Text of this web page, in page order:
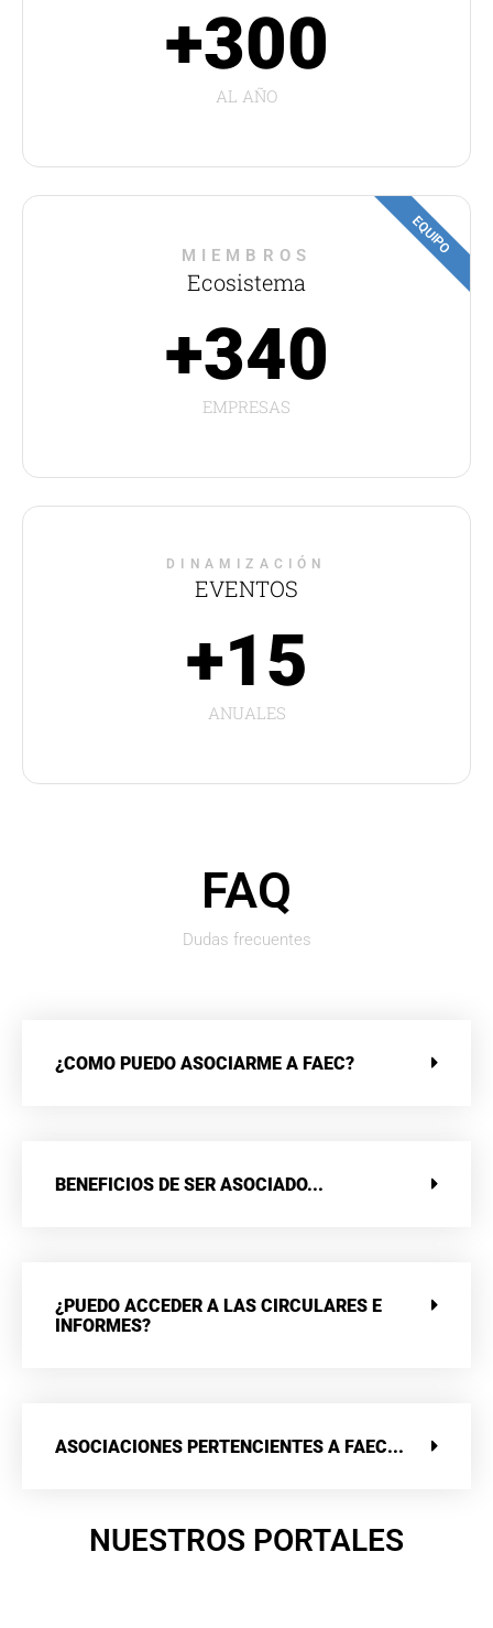
+300
AL AÑO
MIEMBROS
Ecosistema
+340
EMPRESAS
EQUIPO
DINAMIZACIÓN
EVENTOS
+15
ANUALES
FAQ
Dudas frecuentes
¿COMO PUEDO ASOCIARME A FAEC?
BENEFICIOS DE SER ASOCIADO...
¿PUEDO ACCEDER A LAS CIRCULARES E
INFORMES?
ASOCIACIONES PERTENCIENTES A FAEC...
NUESTROS PORTALES